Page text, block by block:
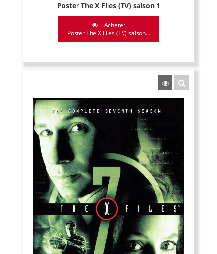
Poster The X Files (TV) saison 1
Acheter
Poster The X Files (TV) saison...